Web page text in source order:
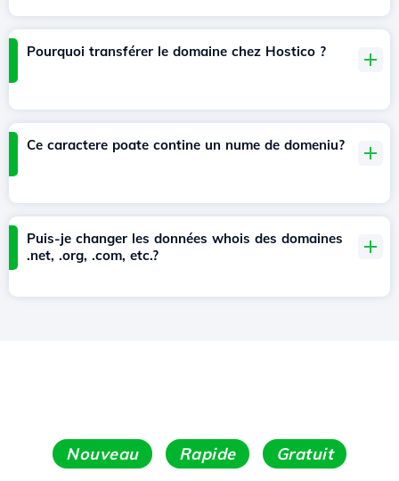
Pourquoi transférer le domaine chez Hostico ?
Ce caractere poate contine un nume de domeniu?
Puis-je changer les données whois des domaines
.net, .org, .com, etc.?
Nouveau Rapide Gratuit